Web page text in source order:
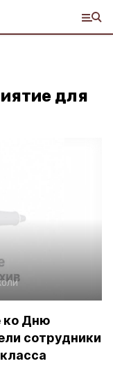
для
ко Дню
сотрудники